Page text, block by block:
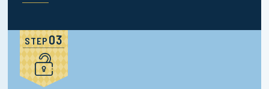
STEP